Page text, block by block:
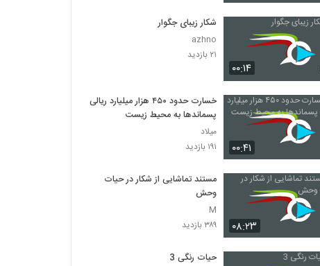
۰۰:۱۴
شکار زیبای جگوار
azhno
۲۱ بازدید
۰۰:۴۱
خسارت حدود ۴۵۰ هزار میلیارد ریالی
پسماند‌ها به محیط زیست
میلاد
۱۹۱ بازدید
۰۸:۲۳
مستند تماشایی از شکار در حیات
وحش
M
۳۸۹ بازدید
حیات رنگی 3